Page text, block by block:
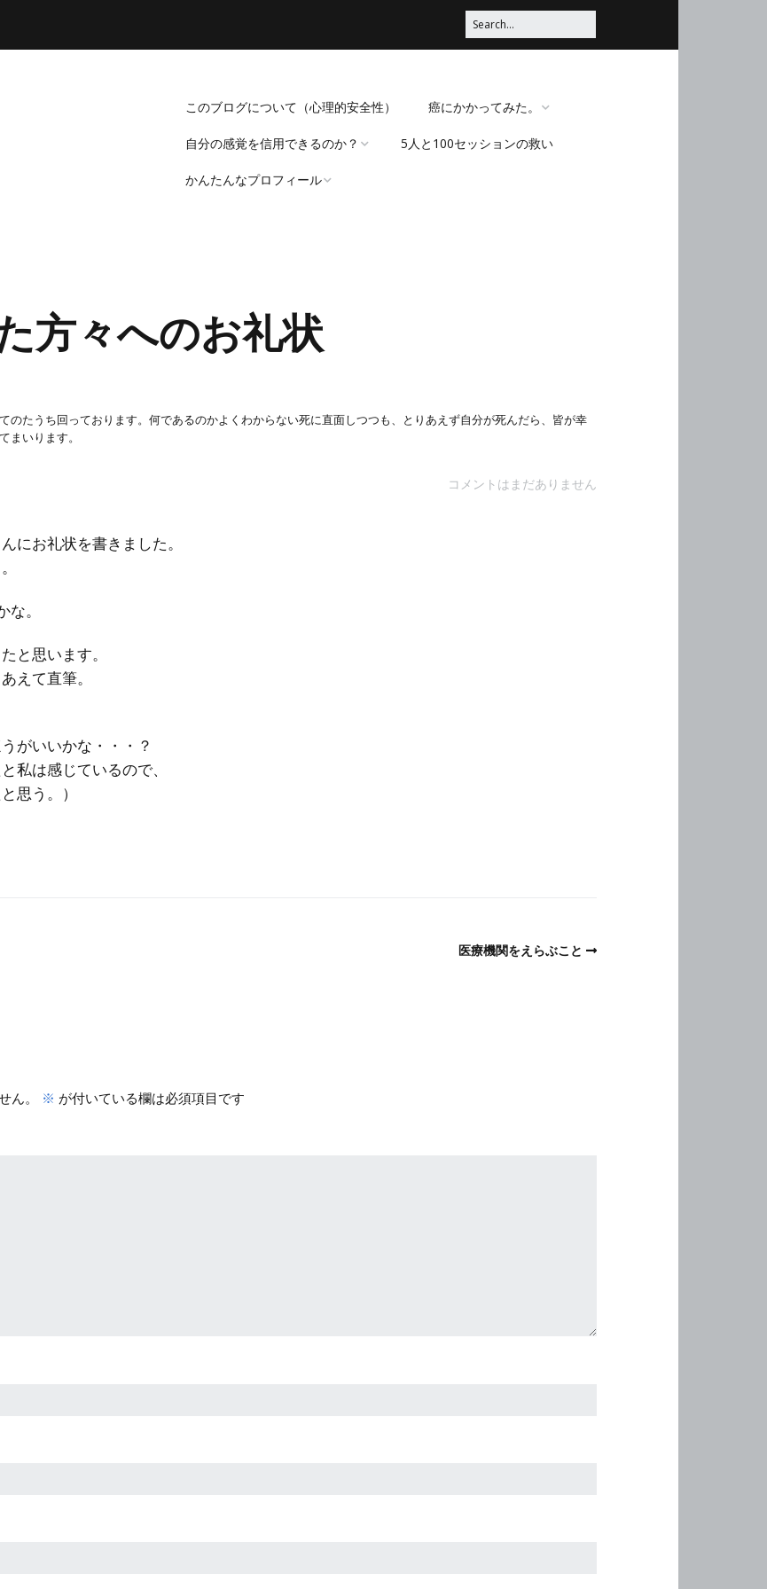
このブログについて（心理的安全性） 癌にかかってみた。
脳みそほじくられてみ
自分の感覚を信用できるのか？
「死にたい」と思うことについ
5人と100セッションの救い
かんたんなプロフィール
方々へのお礼状
のたうち回っております。何であるのかよくわからない死に直面しつつも、とりあえず自分が死んだら、皆が幸
まいります。
コメントはまだありません
にお礼状を書きました。
。
と思います。
えて直筆。
がいいかな・・・？
私は感じているので、
思う。）
医療機関をえらぶこと
ん。 ※ が付いている欄は必須項目です